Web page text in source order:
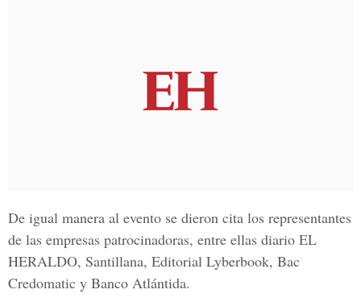
De igual manera al evento se dieron cita los representantes
de las empresas patrocinadoras, entre ellas diario EL
HERALDO, Santillana, Editorial Lyberbook, Bac
Credomatic y Banco Atlántida.